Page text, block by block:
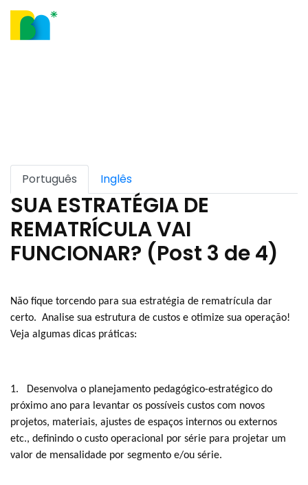
Português Inglês
SUA ESTRATÉGIA DE
REMATRÍCULA VAI
FUNCIONAR? (Post 3 de 4)
Não fique torcendo para sua estratégia de rematrícula dar
certo. Analise sua estrutura de custos e otimize sua operação!
Veja algumas dicas práticas:
1. Desenvolva o planejamento pedagógico-estratégico do
próximo ano para levantar os possíveis custos com novos
projetos, materiais, ajustes de espaços internos ou externos
etc., definindo o custo operacional por série para projetar um
valor de mensalidade por segmento e/ou série.